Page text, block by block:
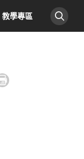
教學專區